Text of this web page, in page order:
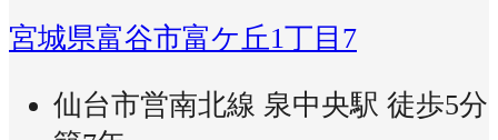
宮城県富谷市富ケ丘1丁目7
仙台市営南北線 泉中央駅 徒歩5分